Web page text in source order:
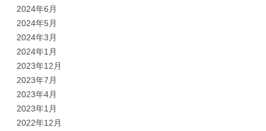
2024年6月
2024年5月
2024年3月
2024年1月
2023年12月
2023年7月
2023年4月
2023年1月
2022年12月